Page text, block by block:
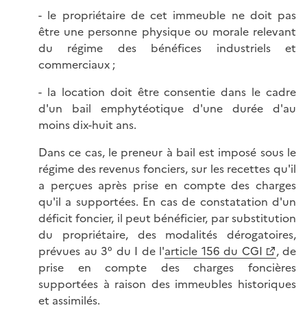
- le propriétaire de cet immeuble ne doit pas
être une personne physique ou morale relevant
du régime des bénéfices industriels et
commerciaux ;
- la location doit être consentie dans le cadre
d'un bail emphytéotique d'une durée d'au
moins dix-huit ans.
Dans ce cas, le preneur à bail est imposé sous le
régime des revenus fonciers, sur les recettes qu'il
a perçues après prise en compte des charges
qu'il a supportées. En cas de constatation d'un
déficit foncier, il peut bénéficier, par substitution
du propriétaire, des modalités dérogatoires,
prévues au 3° du I de l'article 156 du CGI
, de
prise en compte des charges foncières
supportées à raison des immeubles historiques
et assimilés.